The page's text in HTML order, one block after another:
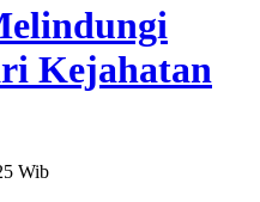
Kejahatan
Wib